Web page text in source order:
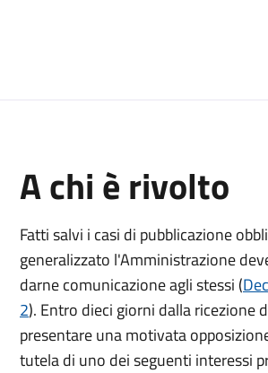
A chi è rivolto
Fatti salvi i casi di pubblicazione
generalizzato l'Amministrazione
darne comunicazione agli stessi (
2). Entro dieci giorni dalla ricezione
presentare una motivata
tutela di uno dei seguenti interessi